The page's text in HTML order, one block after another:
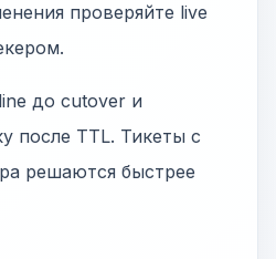
проверяйте live
до cutover и
после TTL. Тикеты с
решаются быстрее